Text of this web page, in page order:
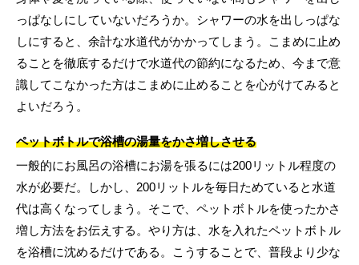
っぱなしにしていないだろうか。シャワーの水を出しっぱな
しにすると、余計な水道代がかかってしまう。こまめに止め
ることを徹底するだけで水道代の節約になるため、今まで意
識してこなかった方はこまめに止めることを心がけてみると
よいだろう。
ペットボトルで浴槽の湯量をかさ増しさせる
一般的にお風呂の浴槽にお湯を張るには200リットル程度の
水が必要だ。しかし、200リットルを毎日ためていると水道
代は高くなってしまう。そこで、ペットボトルを使ったかさ
増し方法をお伝えする。やり方は、水を入れたペットボトル
を浴槽に沈めるだけである。こうすることで、普段より少な